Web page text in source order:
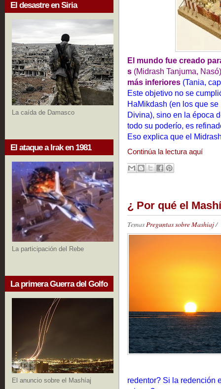
El desastre en Siria
La caída de Damasco
El ataque a Irak en 1981
La participación del Rebe
La primera Guerra del Golfo
El anuncio sobre el Mashíaj
El mundo fue creado
s (Midrash Tanjuma,
más inferiores (Tania,
Este objetivo no se
HaMikdash (en los que
Divina), sino en la época
todo su poderío, es
Eso explica que el
Continúa la lectura aquí
¿ Por qué el
Temas Preguntas sobre Mashiaj/
redentor? Si la redención